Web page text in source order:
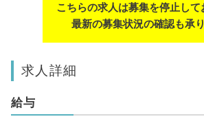
こちらの求人は募集を停止して
最新の募集状況の確認も承り
求人詳細
給与